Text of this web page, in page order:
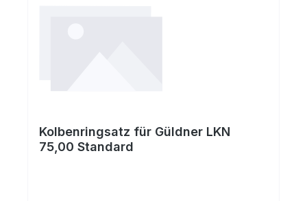
Kolbenringsatz für Güldner LKN
75,00 Standard